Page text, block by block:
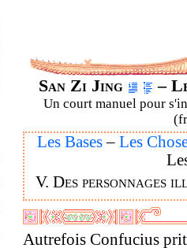
San Zi Jing –
Un court manuel pour
Les Bases– Les
V. Des personnages
Autrefois Confucius prit